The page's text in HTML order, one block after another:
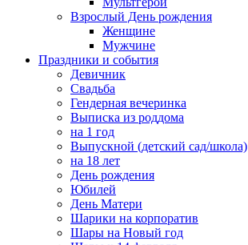
Взрослый День рождения
Женщине
Мужчине
Праздники и события
Девичник
Свадьба
Гендерная вечеринка
Выписка из роддома
на 1 год
Выпускной (детский сад/школа)
на 18 лет
День рождения
Юбилей
День Матери
Шарики на корпоратив
Шары на Новый год